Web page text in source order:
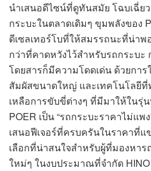
นำเสนอดีไซน์ที่ดูทันสมัย โฉบเฉี่ย
กระบะในตลาดเดิมๆ ขุมพลังของ
ดีเซลเทอร์โบที่ให้สมรรถนะที่น่า
กว่าที่คาดหวังไว้สำหรับรถกระบะ
โดยสารก็มีความโดดเด่น ด้วยกา
สัมผัสขนาดใหญ่ และเทคโนโลยีที่
เหลือการขับขี่ต่างๆ ที่มีมาให้ในรุ่
POER เป็น “รถกระบะราคาไม่แ
เสนอฟีเจอร์ที่ครบครันในราคาที่
เลือกที่น่าสนใจสำหรับผู้ที่มองหา
ใหม่ๆ ในงบประมาณที่จำกัด HINO